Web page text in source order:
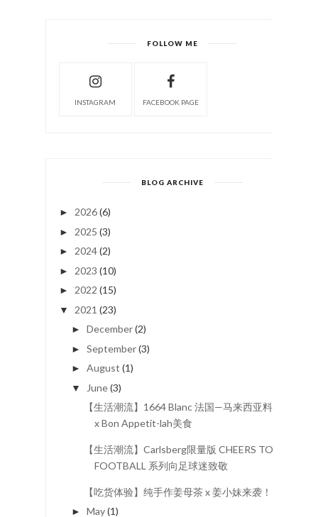
FOLLOW ME
INSTAGRAM FACEBOOK PAGE
BLOG ARCHIVE
► 2026(6)
► 2025 (3)
► 2024(2)
► 2023 (10)
► 2022 (15)
▼ 2021 (23)
► December(2)
► September(3)
► August (1)
▼ June(3)
【生活潮流】1664 Blanc 法国—马来西亚料理
x Bon Appetit-lah美食
【生活潮流】Carlsberg限量版 CHEERS TO
FOOTBALL 系列向足球迷致敬
【吃货体验】纯手作姜母茶 x 姜小妹来袭！
► May(1)